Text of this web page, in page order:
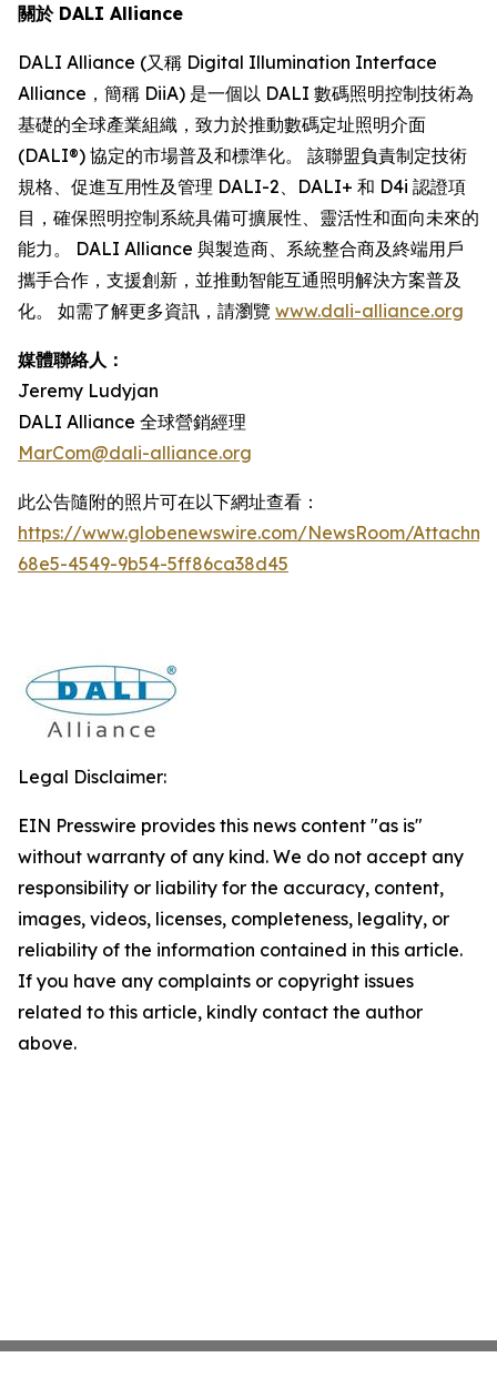
關於 DALI Alliance
DALI Alliance (又稱 Digital Illumination Interface
Alliance，簡稱 DiiA) 是一個以 DALI 數碼照明控制技術為
基礎的全球產業組織，致力於推動數碼定址照明介面
(DALI®) 協定的市場普及和標準化。 該聯盟負責制定技術
規格、促進互用性及管理 DALI-2、DALI+ 和 D4i 認證項
目，確保照明控制系統具備可擴展性、靈活性和面向未來的
能力。 DALI Alliance 與製造商、系統整合商及終端用戶
攜手合作，支援創新，並推動智能互通照明解決方案普及
化。 如需了解更多資訊，請瀏覽 www.dali-alliance.org
媒體聯絡人：
Jeremy Ludyjan
DALI Alliance 全球營銷經理
MarCom@dali-alliance.org
此公告隨附的照片可在以下網址查看：
https://www.globenewswire.com/NewsRoom/
68e5-4549-9b54-5ff86ca38d45
Legal Disclaimer:
EIN Presswire provides this news content "as is"
without warranty of any kind. We do not accept any
responsibility or liability for the accuracy, content,
images, videos, licenses, completeness, legality, or
reliability of the information contained in this article.
If you have any complaints or copyright issues
related to this article, kindly contact the author
above.